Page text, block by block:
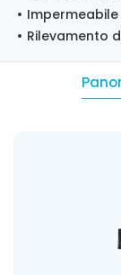
Impermeabile
Rilevamento